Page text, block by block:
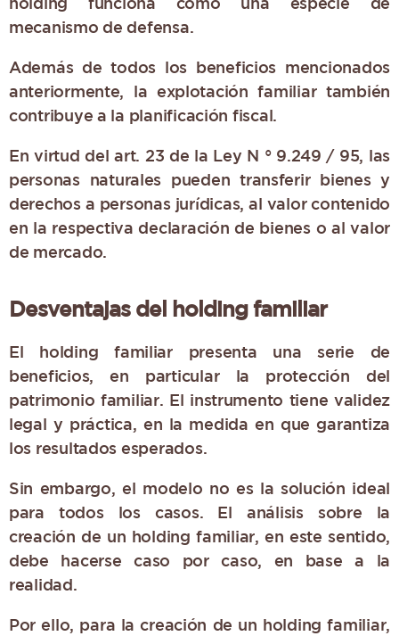
mecanismo de defensa.
Además de todos los beneficios mencionados
anteriormente, la explotación familiar también
contribuye a la planificación fiscal.
En virtud del art. 23 de la Ley N ° 9.249 / 95, las
personas naturales pueden transferir bienes y
derechos a personas jurídicas, al valor contenido
en la respectiva declaración de bienes o al valor
de mercado.
Desventajas del holding familiar
El holding familiar presenta una serie de
beneficios, en particular la protección del
patrimonio familiar. El instrumento tiene validez
legal y práctica, en la medida en que garantiza
los resultados esperados.
Sin embargo, el modelo no es la solución ideal
para todos los casos. El análisis sobre la
creación de un holding familiar, en este sentido,
debe hacerse caso por caso, en base a la
realidad.
Por ello, para la creación de un holding familiar,